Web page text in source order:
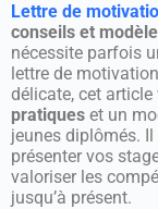
Lettre de
conseils et modèle
nécessite parfois
lettre de
délicate, cet
pratiques et un
jeunes diplômés.
présenter vos
valoriser les
jusqu’à présent.